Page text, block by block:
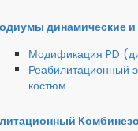
динамические и
Модификация PD
Реабилитационный
костюм